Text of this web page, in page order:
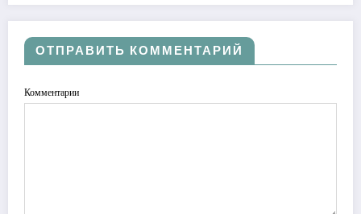
ОТПРАВИТЬ КОММЕНТАРИЙ
Комментарии